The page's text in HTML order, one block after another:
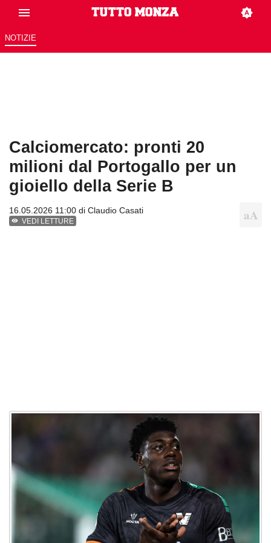
NOTIZIE
Calciomercato: pronti 20
milioni dal Portogallo per un
gioiello della Serie B
16.05.2026 11:00 di Claudio Casati
VEDI LETTURE